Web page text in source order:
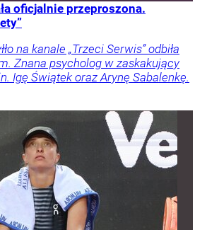
oficjalnie przeproszona.
na kanale „Trzeci Serwis” odbiła
Znana psycholog w zaskakujący
Igę Świątek oraz Arynę Sabalenkę.